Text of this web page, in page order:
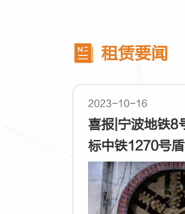
租赁要闻
2023-10-16
喜报|宁波地铁8
标中铁1270号
洞